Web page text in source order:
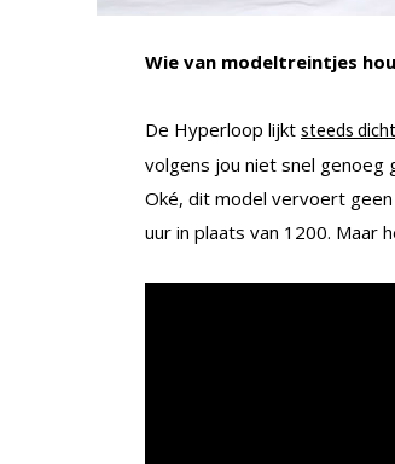
Wie van modeltreintjes
De Hyperloop lijkt steeds
volgens jou niet snel genoeg
Oké, dit model vervoert
uur in plaats van 1200. Maar